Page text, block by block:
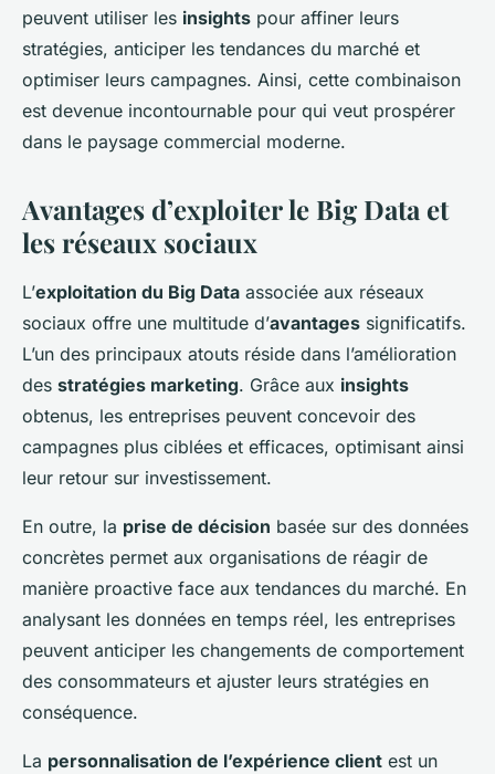
peuvent utiliser les insights pour affiner leurs
stratégies, anticiper les tendances du marché et
optimiser leurs campagnes. Ainsi, cette combinaison
est devenue incontournable pour qui veut prospérer
dans le paysage commercial moderne.
Avantages d’exploiter le Big Data et
les réseaux sociaux
L’exploitation du Big Data associée aux réseaux
sociaux offre une multitude d’avantages significatifs.
L’un des principaux atouts réside dans l’amélioration
des stratégies marketing. Grâce aux insights
obtenus, les entreprises peuvent concevoir des
campagnes plus ciblées et efficaces, optimisant ainsi
leur retour sur investissement.
En outre, la prise de décision basée sur des données
concrètes permet aux organisations de réagir de
manière proactive face aux tendances du marché. En
analysant les données en temps réel, les entreprises
peuvent anticiper les changements de comportement
des consommateurs et ajuster leurs stratégies en
conséquence.
La personnalisation de l’expérience client est un